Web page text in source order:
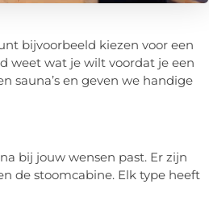
bijvoorbeeld kiezen voor een
weet wat je wilt voordat je een
sauna’s en geven we handige
bij jouw wensen past. Er zijn
de stoomcabine. Elk type heeft